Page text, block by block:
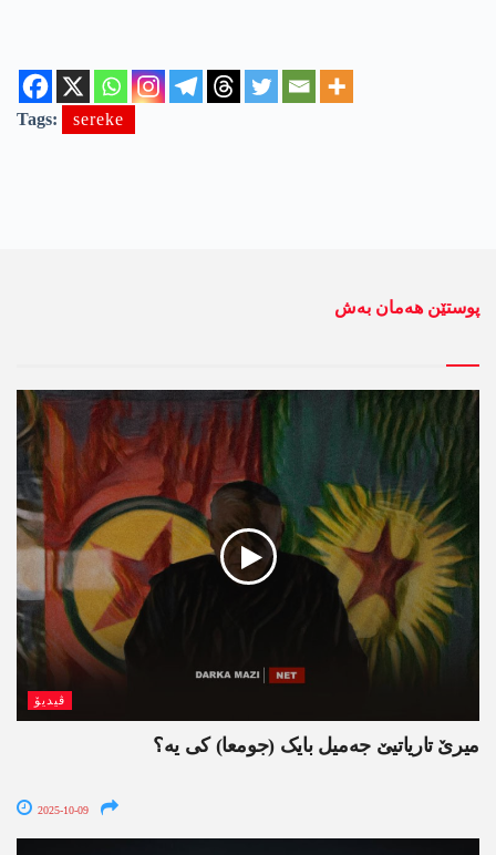
Tags: sereke
پوستێن ھەمان بەش
ڤیدیۆ
میرێ تاریاتیێ جەمیل بایک (جومعا) کی یە؟
2025-10-09